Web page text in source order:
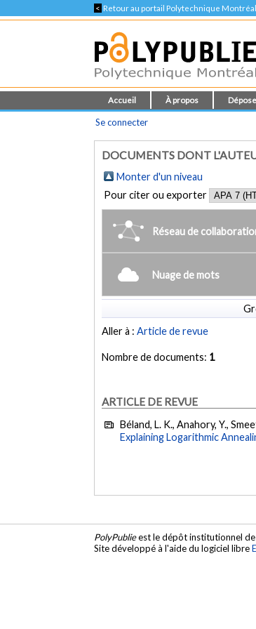
< Retour au portail Polytechnique Montréal
Accueil À propos
Se connecter
DOCUMENTS DONT
Monter d'un niveau
Pour citer ou exporter
Réseau de
Nuage de mots
Aller à :Article de revue
Nombre de documents: 1
ARTICLE DE REVUE
Béland, L. K., Anahory, Y.,
Explaining Logarithmic
PolyPublieest le dépôt institutionnel
Site développé à l'aide du logiciel libre